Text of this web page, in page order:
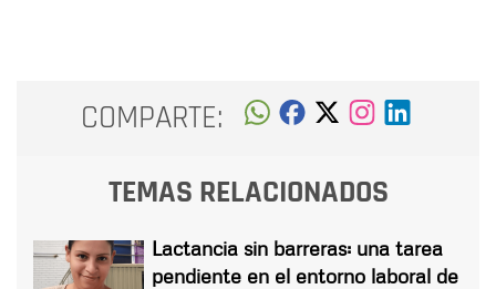
COMPARTE:
TEMAS RELACIONADOS
Lactancia sin barreras: una tarea
pendiente en el entorno laboral de